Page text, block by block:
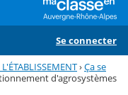
Se connecter
›Ça se
d'agrosystèmes